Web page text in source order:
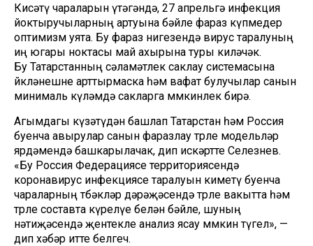
Кисәтү чараларын үтәгәндә, 27 апрельгә инфекция
йоктыручыларның артуына бәйле фараз күпмедер
оптимизм уята. Бу фараз нигезендә вирус таралуның
иң югары ноктасы май ахырына туры киләчәк.
Бу Татарстанның сәламәтлек саклау системасына
йөкләнешне арттырмаска һәм вафат булучылар санын
минималь күләмдә сакларга мөмкинлек бирә.
Агымдагы күзәтүдән башлап Татарстан һәм Россия
буенча авырулар санын фаразлау төрле модельләр
ярдәмендә башкарылачак, дип искәртте Селезнев.
«Бу Россия Федерациясе территориясендә
коронавирус инфекциясе таралуын киметү буенча
чараларның төбәкләр дәрәҗәсендә төрле вакытта һәм
төрле составта күрелүе белән бәйле, шуның
нәтиҗәсендә җентекле анализ ясау мөмкин түгел», —
дип хәбәр итте белгеч.